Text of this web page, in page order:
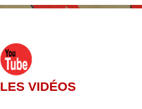
LES VIDÉOS